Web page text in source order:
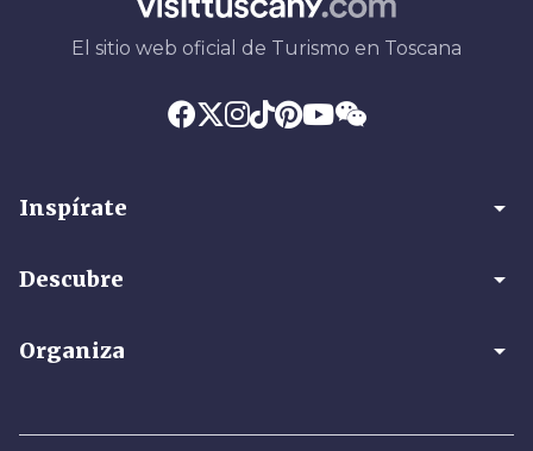
El sitio web oficial de Turismo en Toscana
Inspírate arrow_drop_down
Descubre arrow_drop_down
Organiza arrow_drop_down